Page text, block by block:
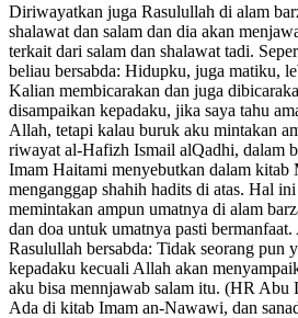
Diriwayatkan juga Rasulullah di alam
shalawat dan salam dan dia akan
terkait dari salam dan shalawat tadi.
beliau bersabda: Hidupku, juga matiku,
Kalian membicarakan dan juga
disampaikan kepadaku, jika saya tahu
Allah, tetapi kalau buruk aku mintakan
riwayat al-Hafizh Ismail al­Qadhi, dalam
Imam Haitami menyebutkan dalam kitab
menganggap shahih hadits di atas. Hal
memintakan ampun umatnya di alam
dan doa untuk umatnya pasti
Rasulullah bersabda: Tidak seorang pun
kepadaku kecuali Allah akan
aku bisa mennjawab salam itu. (HR
Ada di kitab Imam an-Nawawi, dan